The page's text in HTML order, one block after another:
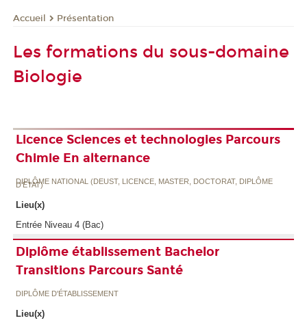
Accueil Présentation
Les formations du sous-domaine
Biologie
Licence Sciences et technologies Parcours
Chimie En alternance
DIPLÔME NATIONAL (DEUST, LICENCE, MASTER, DOCTORAT, DIPLÔME
D'ETAT)
Lieu(x)
Entrée Niveau 4 (Bac)
Diplôme établissement Bachelor
Transitions Parcours Santé
DIPLÔME D'ÉTABLISSEMENT
Lieu(x)